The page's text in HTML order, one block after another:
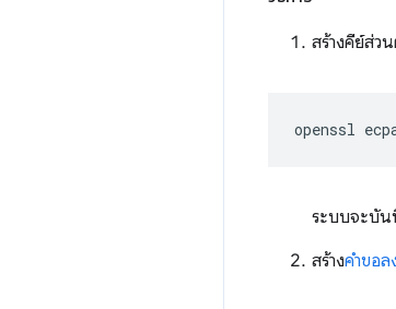
สร้างคีย์ส่ว
openssl
ระบบจะบัน
สร้างคำขอล